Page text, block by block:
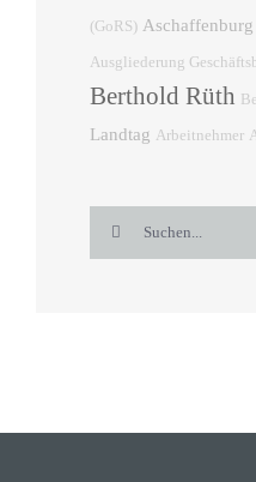
(GoRS) Aschaffenburg
Ausgliederung
Berthold Rüth
Landtag Arbeitnehmer
Suche
nach: